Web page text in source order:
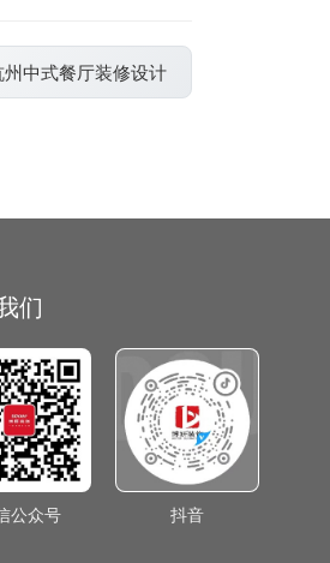
中式餐厅装修设计
们
公众号 抖音